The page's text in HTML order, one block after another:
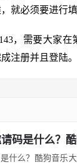
就必须要进行
，需要大家
注册并且登陆。
码是什么？
什么？酷狗音乐